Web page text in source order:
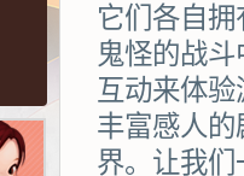
它们各自
鬼怪的战
互动来体
丰富感人
界。让我们